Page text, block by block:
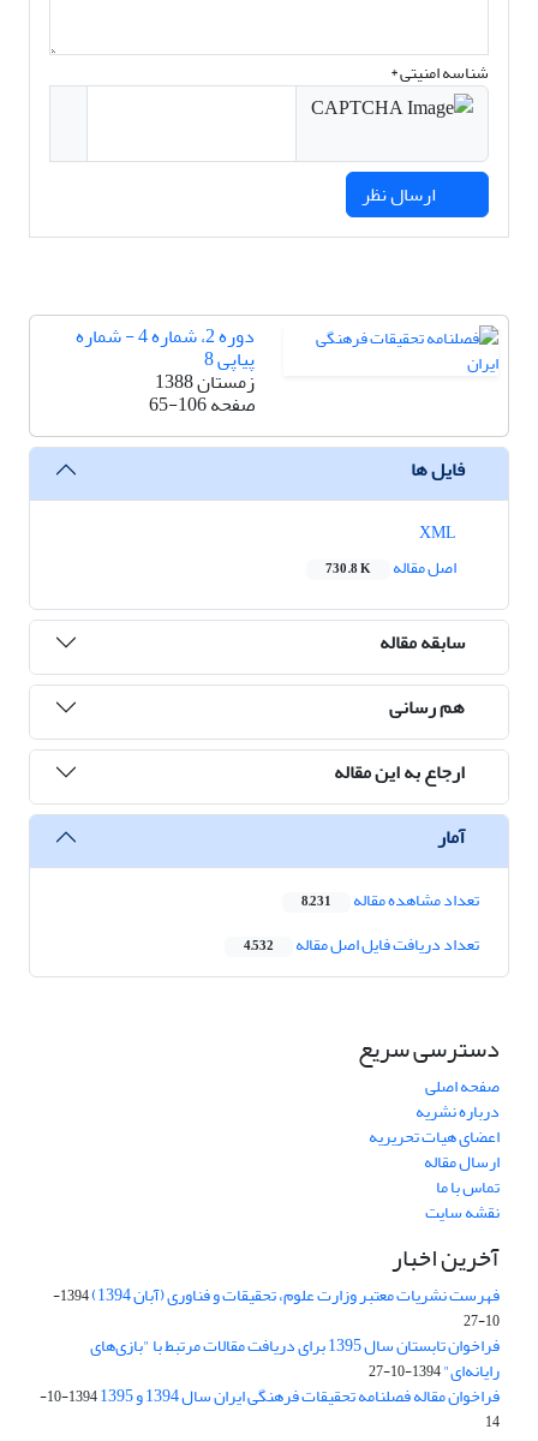
شناسه امنیتی *
دوره 2، شماره 4 - شماره
پیاپی 8
زمستان 1388
صفحه65-106
فایل ها
اصل مقاله
730.8 K
سابقه مقاله
هم رسانی
ارجاع به این مقاله
آمار
تعداد مشاهده مقاله 8,231
تعداد دریافت فایل اصل مقاله 4,532
دسترسی سریع
صفحه اصلی
درباره نشریه
اعضای هیات تحریریه
ارسال مقاله
تماس با ما
نقشه سایت
آخرین اخبار
فهرست نشریات معتبر وزارت علوم، تحقیقات و فناوری (آبان 1394)
1394-
10-27
فراخوان تابستان سال 1395 برای دریافت مقالات مرتبط با "بازی‌های
رایانه‌ای"1394-10-27
فراخوان مقاله فصلنامه تحقیقات فرهنگی ایران سال 1394 و 1395
1394-10-
14